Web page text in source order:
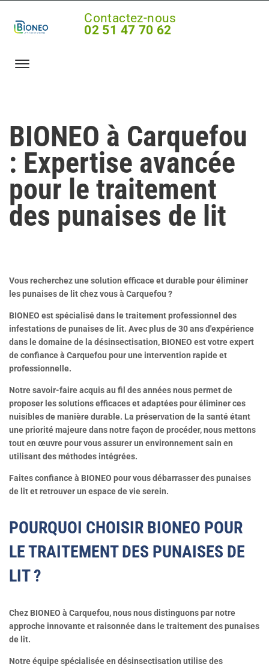
Contactez-nous
02 51 47 70 62
BIONEO à Carquefou
: Expertise avancée
pour le traitement
des punaises de lit
Vous recherchez une solution efficace et durable pour éliminer
les punaises de lit chez vous à Carquefou ?
BIONEO est spécialisé dans le traitement professionnel des
infestations de punaises de lit. Avec plus de 30 ans d'expérience
dans le domaine de la désinsectisation, BIONEO est votre expert
de confiance à Carquefou pour une intervention rapide et
professionnelle.
Notre savoir-faire acquis au fil des années nous permet de
proposer les solutions efficaces et adaptées pour éliminer ces
nuisibles de manière durable. La préservation de la santé étant
une priorité majeure dans notre façon de procéder, nous mettons
tout en œuvre pour vous assurer un environnement sain en
utilisant des méthodes intégrées.
Faites confiance à BIONEO pour vous débarrasser des punaises
de lit et retrouver un espace de vie serein.
POURQUOI CHOISIR BIONEO POUR
LE TRAITEMENT DES PUNAISES DE
LIT ?
Chez BIONEO à Carquefou, nous nous distinguons par notre
approche innovante et raisonnée dans le traitement des punaises
de lit.
Notre équipe spécialisée en désinsectisation utilise des